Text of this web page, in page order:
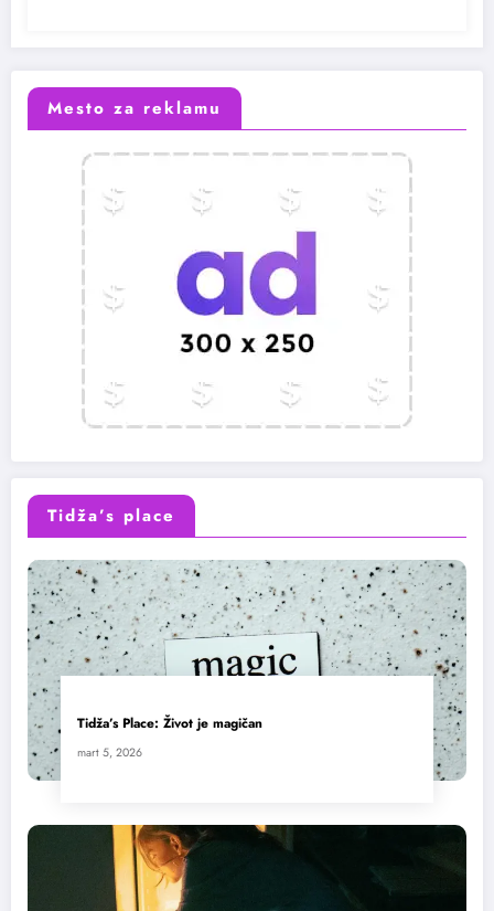
Mesto za reklamu
Tidža’s place
Tidža’s Place: Život je magičan
mart 5, 2026